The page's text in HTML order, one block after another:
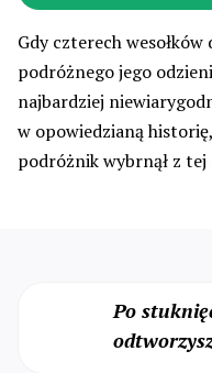
Gdy czterech
podróżnego jego
najbardziej
w opowiedzianą
podróżnik wybrnął z
Po